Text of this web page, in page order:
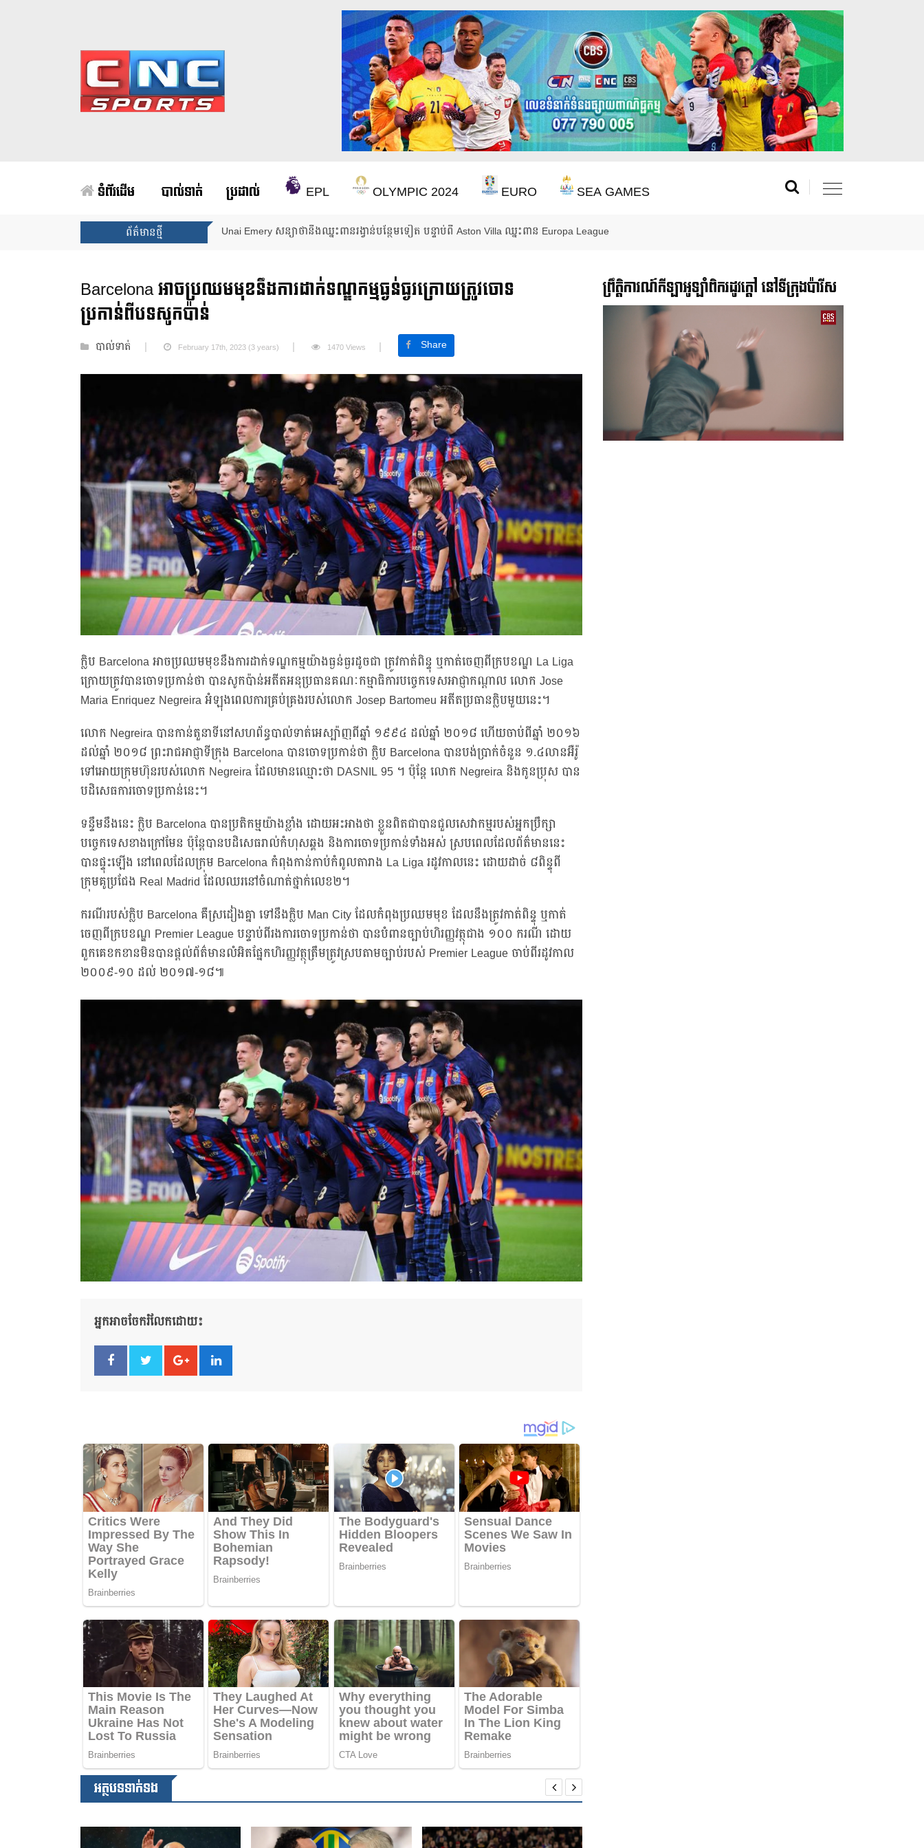
ទំព័រដើម បាល់ទាត់ ប្រដាល់ EPL OLYMPIC 2024 EURO SEA GAMES
ព័ត៌មានថ្មី Arsenal បញ្ចប់ការរង់ចាំ ២២ ឆ្នាំ ដើម្បីឈ្នះពាន Premier League
Barcelona អាចប្រឈមមុខនឹងការដាក់ទណ្ឌកម្មធ្ងន់ធ្ងរក្រោយត្រូវចោទ
ប្រកាន់ពីបទសូកប៉ាន់
បាល់ទាត់ February 17th, 2023 (3 years) 1470 Views Share
ក្លិប Barcelona អាចប្រឈមមុខនឹងការដាក់ទណ្ឌកម្មយ៉ាងធ្ងន់ធ្ងរដូចជា ត្រូវកាត់ពិន្ទុ ឬកាត់ចេញពីក្របខណ្ឌ La Liga
ក្រោយត្រូវបានចោទប្រកាន់ថា បានសូកប៉ាន់អតីតអនុប្រធានគណៈកម្មាធិការបច្ចេកទេសអាជ្ញាកណ្តាល លោក Jose
Maria Enriquez Negreira អំឡុងពេលការគ្រប់គ្រងរបស់លោក Josep Bartomeu អតីតប្រធានក្លិបមួយនេះ។
លោក Negreira បានកាន់តួនាទីនៅសហព័ន្ធបាល់ទាត់អេស្ប៉ាញពីឆ្នាំ ១៩៩៤ ដល់ឆ្នាំ ២០១៨ ហើយចាប់ពីឆ្នាំ ២០១៦
ដល់ឆ្នាំ ២០១៨ ព្រះរាជអាជ្ញាទីក្រុង Barcelona បានចោទប្រកាន់ថា ក្លិប Barcelona បានបង់ប្រាក់ចំនួន ១.៤លានអឺរ៉ូ
ទៅអោយក្រុមហ៊ុនរបស់លោក Negreira ដែលមានឈ្មោះថា DASNIL 95 ។ ប៉ុន្តែ លោក Negreira និងកូនប្រុស បាន
បដិសេធការចោទប្រកាន់នេះ។
ទន្ទឹមនឹងនេះ ក្លិប Barcelona បានប្រតិកម្មយ៉ាងខ្លាំង ដោយអះអាងថា ខ្លួនពិតជាបានជួលសេវាកម្មរបស់អ្នកប្រឹក្សា
បច្ចេកទេសខាងក្រៅមែន ប៉ុន្តែបានបដិសេធរាល់កំហុសឆ្គង និងការចោទប្រកាន់ទាំងអស់ ស្របពេលដែលព័ត៌មាននេះ
បានផ្ទុះឡើង នៅពេលដែលក្រុម Barcelona កំពុងកាន់កាប់កំពូលតារាង La Liga រដូវកាលនេះ ដោយដាច់ ៨ពិន្ទុពី
ក្រុមគូប្រជែង Real Madrid ដែលឈរនៅចំណាត់ថ្នាក់លេខ២។
ករណីរបស់ក្លិប Barcelona គឺស្រដៀងគ្នា ទៅនឹងក្លិប Man City ដែលកំពុងប្រឈមមុខ ដែលនឹងត្រូវកាត់ពិន្ទុ ឬកាត់
ចេញពីក្របខណ្ឌ Premier League បន្ទាប់ពីរងការចោទប្រកាន់ថា បានបំពានច្បាប់ហិរញ្ញវត្ថុជាង ១០០ ករណី ដោយ
ពួកគេខកខានមិនបានផ្តល់ព័ត៌មានលំអិតផ្នែកហិរញ្ញវត្ថុត្រឹមត្រូវស្របតាមច្បាប់របស់ Premier League ចាប់ពីរដូវកាល
២០០៩-១០ ដល់ ២០១៧-១៨៕
អ្នកអាចចែករំលែកដោយ៖
អត្ថបទទាក់ទង
ព្រឹត្តិការណ៍កីឡាអូឡាំពិករដូវក្ដៅ នៅទីក្រុងប៉ារីស